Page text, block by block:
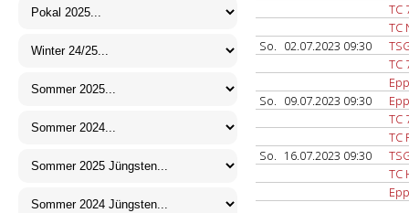
TC
TC
So. 02.07.2023 09:30
TC
So. 09.07.2023 09:30
TC
TC
So. 16.07.2023 09:30
TC